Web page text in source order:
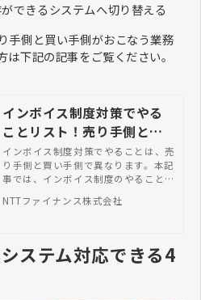
できるシステムへ切り替える
手側と買い手側がおこなう業務
下記の記事をご覧ください。
インボイス制度対策でやる
ことリスト！売り手側と買
い手側の完全ガイド | NTT
ファイナンス株式会社
インボイス制度対策でやることは、売
り手側と買い手側で異なります。本記
事では、インボイス制度のやることリ
を解説しています。
NTTファイナンス株式会社
ステム対応できる4